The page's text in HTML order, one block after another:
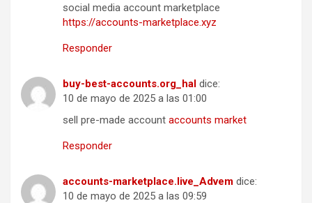
social media account marketplace
https://accounts-marketplace.xyz
Responder
buy-best-accounts.org_hal dice:
10 de mayo de 2025 a las 01:00
sell pre-made account accounts market
Responder
accounts-marketplace.live_Advem dice:
10 de mayo de 2025 a las 09:59